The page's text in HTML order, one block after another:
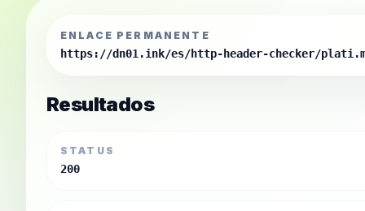
ENLACE PERMANENTE
https://dn01.ink/es/http-header-checker/
Resultados
STATUS
200